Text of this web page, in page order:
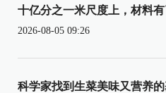
十亿分之一米尺度上，材料
2026-08-05 09:26
科学家找到生菜美味又营养